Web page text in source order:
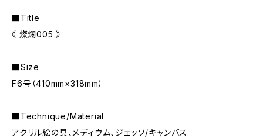
■Title
《 燦爛005 》
■Size
F6号（410mm×318mm）
■Technique/Material
アクリル絵の具、メディウム、ジェッソ/キャンバス